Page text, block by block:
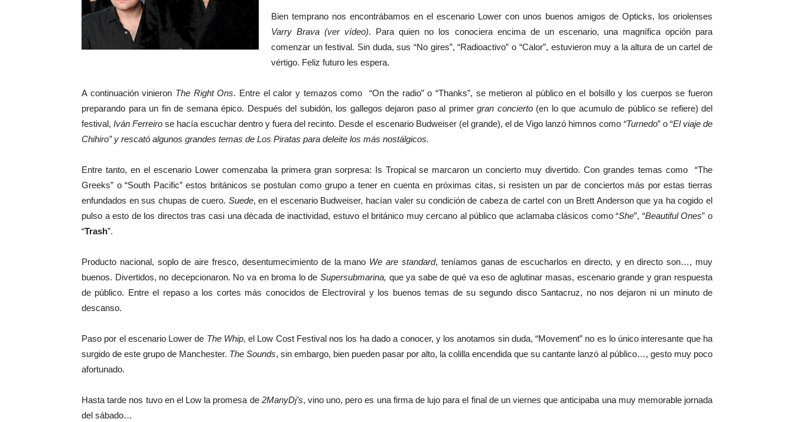
Bien temprano nos encontrábamos en el escenario Lower con unos buenos amigos de Opticks, los oriolenses
Varry Brava (ver vídeo). Para quien no los conociera encima de un escenario, una magnífica opción para
comenzar un festival. Sin duda, sus “No gires”, “Radioactivo” o “Calor”, estuvieron muy a la altura de un cartel de
vértigo. Feliz futuro les espera.
A continuación vinieron The Right Ons. Entre el calor y temazos como “On the radio” o “Thanks”, se metieron al público en el bolsillo y los cuerpos se fueron
preparando para un fin de semana épico. Después del subidón, los gallegos dejaron paso al primer gran concierto(en lo que acumulo de público se refiere) del
festival,Iván Ferreiro se hacía escuchar dentro y fuera del recinto. Desde el escenario Budweiser (el grande), el de Vigo lanzó himnos como “Turnedo” o “El viaje de
Chihiro” y rescató algunos grandes temas de Los Piratas para deleite los más nostálgicos.
Entre tanto, en el escenario Lower comenzaba la primera gran sorpresa: Is Tropical se marcaron un concierto muy divertido. Con grandes temas como “The
Greeks” o “South Pacific” estos británicos se postulan como grupo a tener en cuenta en próximas citas, si resisten un par de conciertos más por estas tierras
enfundados en sus chupas de cuero. Suede, en el escenario Budweiser, hacían valer su condición de cabeza de cartel con un Brett Anderson que ya ha cogido el
pulso a esto de los directos tras casi una década de inactividad, estuvo el británico muy cercano al público que aclamaba clásicos como “She”, “Beautiful Ones” o
“Trash”.
Producto nacional, soplo de aire fresco, desentumecimiento de la mano We are standard, teníamos ganas de escucharlos en directo, y en directo son…, muy
buenos. Divertidos, no decepcionaron. No va en broma lo de Supersubmarina, que ya sabe de qué va eso de aglutinar masas, escenario grande y gran respuesta
de público. Entre el repaso a los cortes más conocidos de Electroviral y los buenos temas de su segundo disco Santacruz, no nos dejaron ni un minuto de
descanso.
Paso por el escenario Lower de The Whip, el Low Cost Festival nos los ha dado a conocer, y los anotamos sin duda, “Movement” no es lo único interesante que ha
surgido de este grupo de Manchester. The Sounds, sin embargo, bien pueden pasar por alto, la colilla encendida que su cantante lanzó al público…, gesto muy poco
afortunado.
Hasta tarde nos tuvo en el Low la promesa de 2ManyDj’s, vino uno, pero es una firma de lujo para el final de un viernes que anticipaba una muy memorable jornada
del sábado…